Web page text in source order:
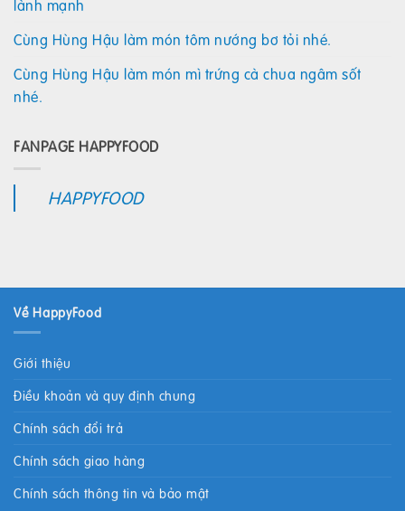
lành mạnh
Cùng Hùng Hậu làm món tôm nướng bơ tỏi nhé.
Cùng Hùng Hậu làm món mì trứng cà chua ngâm sốt
nhé.
FANPAGE HAPPYFOOD
HAPPYFOOD
Về HappyFood
Giới thiệu
Điều khoản và quy định chung
Chính sách đổi trả
Chính sách giao hàng
Chính sách thông tin và bảo mật